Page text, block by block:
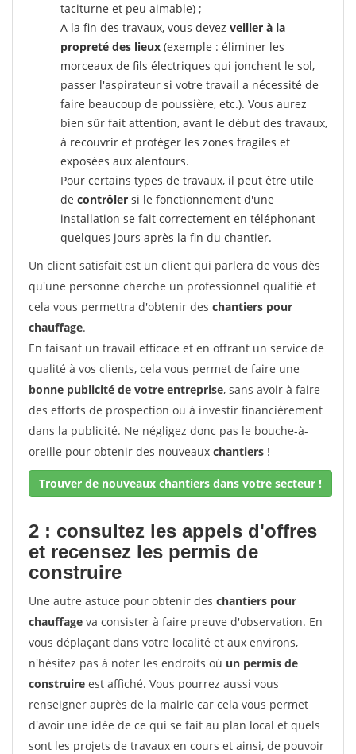
taciturne et peu aimable) ;
A la fin des travaux, vous devez veiller à la
propreté des lieux (exemple : éliminer les
morceaux de fils électriques qui jonchent le sol,
passer l'aspirateur si votre travail a nécessité de
faire beaucoup de poussière, etc.). Vous aurez
bien sûr fait attention, avant le début des travaux,
à recouvrir et protéger les zones fragiles et
exposées aux alentours.
Pour certains types de travaux, il peut être utile
de contrôler si le fonctionnement d'une
installation se fait correctement en téléphonant
quelques jours après la fin du chantier.
Un client satisfait est un client qui parlera de vous dès
qu'une personne cherche un professionnel qualifié et
cela vous permettra d'obtenir des chantiers pour
chauffage.
En faisant un travail efficace et en offrant un service de
qualité à vos clients, cela vous permet de faire une
bonne publicité de votre entreprise, sans avoir à faire
des efforts de prospection ou à investir financièrement
dans la publicité. Ne négligez donc pas le bouche-à-
oreille pour obtenir des nouveaux chantiers !
Trouver de nouveaux chantiers dans votre secteur !
2 : consultez les appels d'offres
et recensez les permis de
construire
Une autre astuce pour obtenir des chantiers pour
chauffage va consister à faire preuve d'observation. En
vous déplaçant dans votre localité et aux environs,
n'hésitez pas à noter les endroits où un permis de
construire est affiché. Vous pourrez aussi vous
renseigner auprès de la mairie car cela vous permet
d'avoir une idée de ce qui se fait au plan local et quels
sont les projets de travaux en cours et ainsi, de pouvoir